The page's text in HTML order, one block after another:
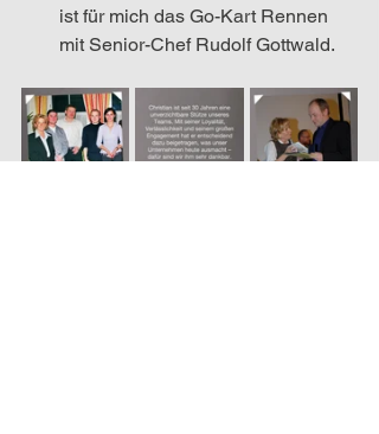
ist für mich das Go-Kart Rennen
mit Senior-Chef Rudolf Gottwald.